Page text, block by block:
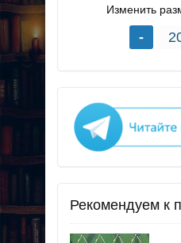
Изменить
Рекомендуем к